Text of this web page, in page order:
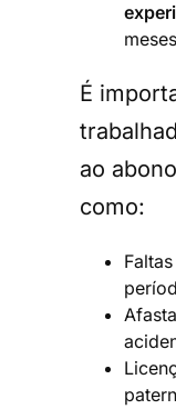
É
ao
como: